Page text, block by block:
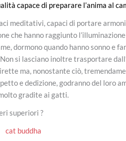
capace di preparare l’anima al
meditativi, capaci di portare
che hanno raggiunto
dormono quando hanno sonno e
si lasciano inoltre trasportare
ma, nonostante ciò,
e dedizione, godranno del loro
gradite ai gatti.
superiori ?